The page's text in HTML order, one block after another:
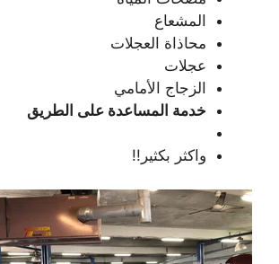
المشعاع
محاذاة العجلات
عجلات
الزجاج الأمامي
خدمة المساعدة على الطريق
واكثر بكثير!!